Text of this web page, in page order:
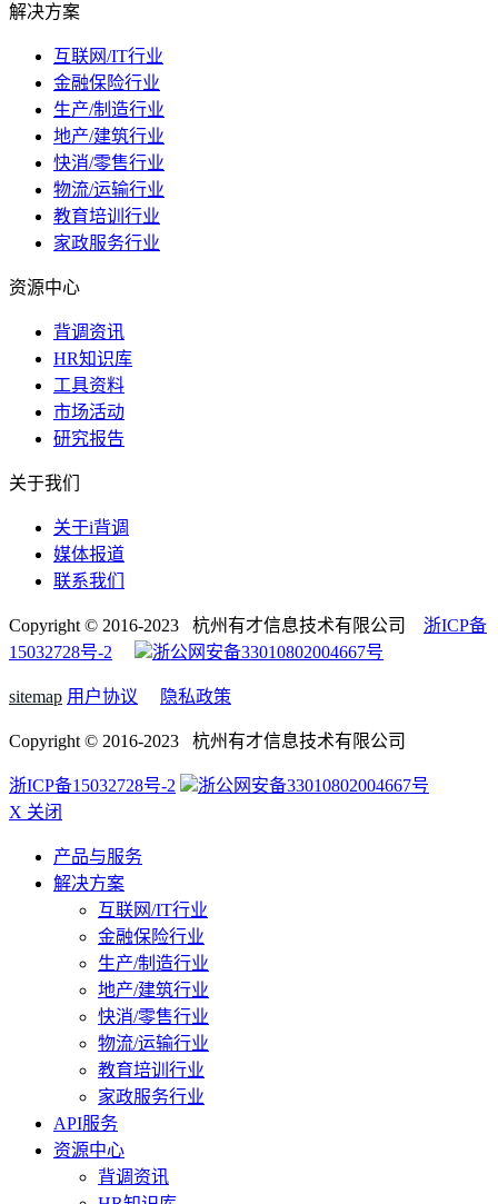
解决方案
互联网/IT行业
金融保险行业
生产/制造行业
地产/建筑行业
快消/零售行业
物流/运输行业
教育培训行业
家政服务行业
资源中心
背调资讯
HR知识库
工具资料
市场活动
研究报告
关于我们
关于i背调
媒体报道
联系我们
Copyright © 2016-2023 杭州有才信息技术有限公司 浙ICP备
15032728号-2
浙公网安备33010802004667号
sitemap 用户协议 隐私政策
Copyright © 2016-2023 杭州有才信息技术有限公司
浙ICP备15032728号-2
浙公网安备33010802004667号
X 关闭
产品与服务
解决方案
互联网/IT行业
金融保险行业
生产/制造行业
地产/建筑行业
快消/零售行业
物流/运输行业
教育培训行业
家政服务行业
API服务
资源中心
背调资讯